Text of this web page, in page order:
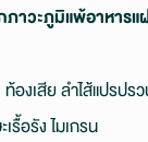
าวะภูมิแพ้อาหารแ
องเสีย ลำไส้แปรปร
รื้อรัง ไมเกรน